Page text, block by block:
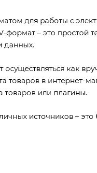
для работы с
формат – это простой
данных.
как
товаров в интернет-
товаров или плагины.
источников –